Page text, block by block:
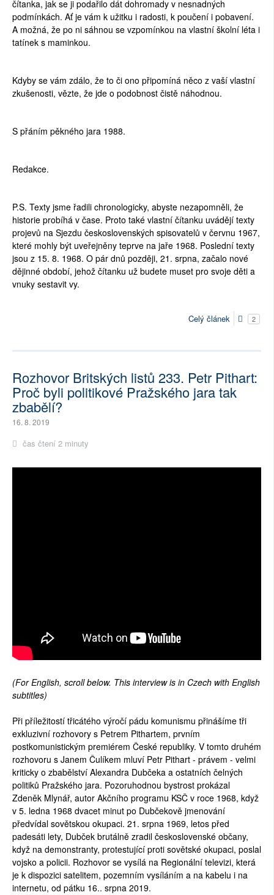
čítanka, jak se ji podařilo dát dohromady v nesnadných
podmínkách. Ať je vám k užitku i radosti, k poučení i pobavení.
A možná, že po ni sáhnou se vzpomínkou na vlastní školní léta i
tatínek s maminkou.
Kdyby se vám zdálo, že to či ono připomíná něco z vaší vlastní
zkušenosti, vězte, že jde o podobnost čistě náhodnou.
S přáním pěkného jara 1988.
Redakce.
P.S. Texty jsme řadili chronologicky, abyste nezapomněli, že
historie probíhá v čase. Proto také vlastní čítanku uvádějí texty
projevů na Sjezdu československých spisovatelů v červnu 1967,
které mohly být uveřejněny teprve na jaře 1968. Poslední texty
jsou z 15. 8. 1968. O pár dnů později, 21. srpna, začalo nové
dějinné období, jehož čítanku už budete muset pro svoje děti a
vnuky sestavit vy.
Celý článek 2
Rozhovor Britských listů 233. Petr Pithart:
Proč byli politikové Pražského jara tak
zbabělí?
16. 8. 2019
čas čtení 2 minuty
(For English, scroll below. This interview is in Czech with English
subtitles)
Při příležitostí třicátého výročí pádu komunismu přinášíme tři
exkluzivní rozhovory s Petrem Pithartem, prvním
postkomunistickým premiérem České republiky. V tomto druhém
rozhovoru s Janem Čulíkem mluví Petr Pithart - právem - velmi
kriticky o zbabělství Alexandra Dubčeka a ostatních čelných
politiků Pražského jara. Pozoruhodnou bystrost prokázal
Zdeněk Mlynář, autor Akčního programu KSČ v roce 1968, když
v 5. ledna 1968 dvacet minut po Dubčekově jmenování
předvídal sovětskou okupaci. 21. srpna 1969, letos před
padesáti lety, Dubček brutálně zradil československé občany,
když na demonstranty, protestující proti sovětské okupaci, poslal
vojsko a policii. Rozhovor se vysílá na Regionální televizi, která
je k dispozici satelitem, pozemním vysíláním a na kabelu i na
internetu, od pátku 16.. srpna 2019.